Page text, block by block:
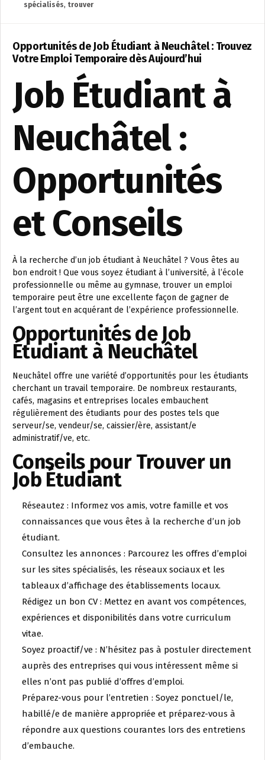
spécialisés, trouver
Opportunités de Job Étudiant à Neuchâtel : Trouvez
Votre Emploi Temporaire dès Aujourd’hui
Job Étudiant à
Neuchâtel :
Opportunités
et Conseils
À la recherche d’un job étudiant à Neuchâtel ? Vous êtes au
bon endroit ! Que vous soyez étudiant à l’université, à l’école
professionnelle ou même au gymnase, trouver un emploi
temporaire peut être une excellente façon de gagner de
l’argent tout en acquérant de l’expérience professionnelle.
Opportunités de Job
Étudiant à Neuchâtel
Neuchâtel offre une variété d’opportunités pour les étudiants
cherchant un travail temporaire. De nombreux restaurants,
cafés, magasins et entreprises locales embauchent
régulièrement des étudiants pour des postes tels que
serveur/se, vendeur/se, caissier/ère, assistant/e
administratif/ve, etc.
Conseils pour Trouver un
Job Étudiant
Réseautez : Informez vos amis, votre famille et vos
connaissances que vous êtes à la recherche d’un job
étudiant.
Consultez les annonces : Parcourez les offres d’emploi
sur les sites spécialisés, les réseaux sociaux et les
tableaux d’affichage des établissements locaux.
Rédigez un bon CV : Mettez en avant vos compétences,
expériences et disponibilités dans votre curriculum
vitae.
Soyez proactif/ve : N’hésitez pas à postuler directement
auprès des entreprises qui vous intéressent même si
elles n’ont pas publié d’offres d’emploi.
Préparez-vous pour l’entretien : Soyez ponctuel/le,
habillé/e de manière appropriée et préparez-vous à
répondre aux questions courantes lors des entretiens
d’embauche.